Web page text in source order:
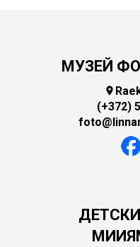
МУЗЕЙ

(+372)